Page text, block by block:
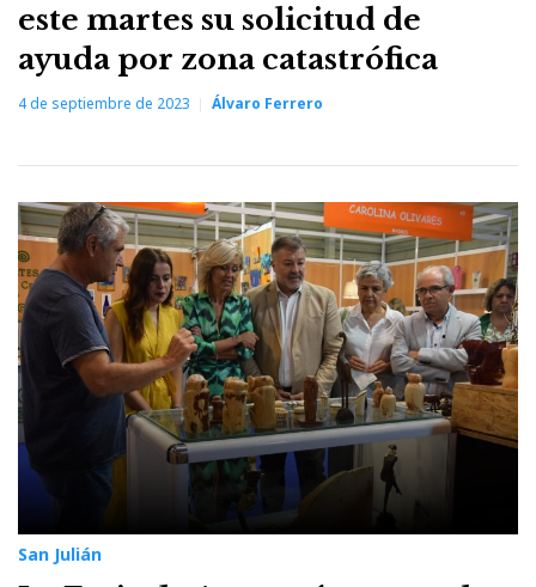
este martes su solicitud de
ayuda por zona catastrófica
4 de septiembre de 2023 Álvaro Ferrero
San Julián